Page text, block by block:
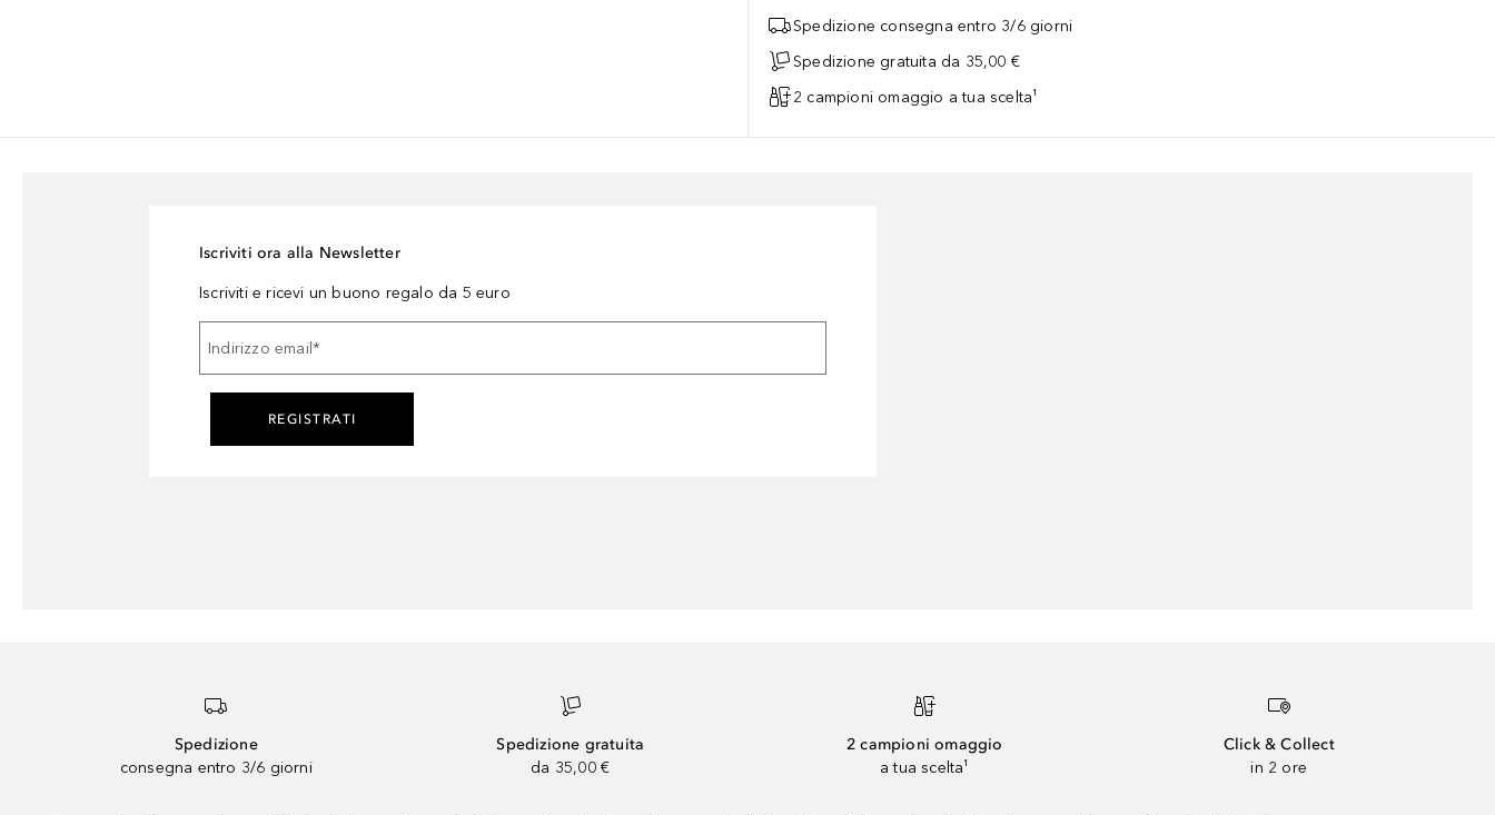
Spedizione consegna entro 3/6 giorni
Spedizione gratuita da 35,00 €
2 campioni omaggio a tua scelta¹
Iscriviti ora alla Newsletter
Iscriviti e ricevi un buono regalo da 5 euro
Indirizzo email *
REGISTRATI
Spedizione
consegna entro 3/6 giorni
Spedizione gratuita
da 35,00 €
2 campioni omaggio
a tua scelta¹
Click & Collect
in 2 ore